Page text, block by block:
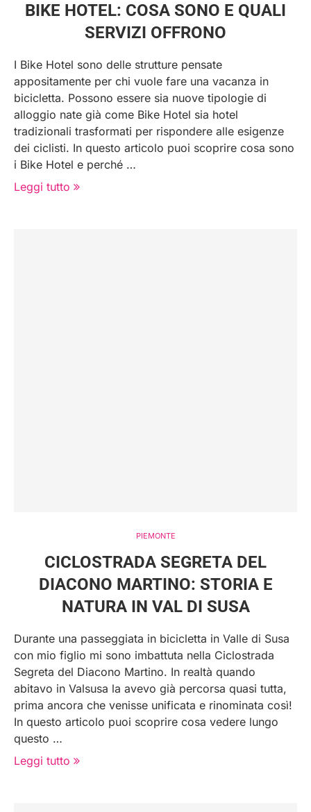
BIKE HOTEL: COSA SONO E QUALI
SERVIZI OFFRONO
I Bike Hotel sono delle strutture pensate
appositamente per chi vuole fare una vacanza in
bicicletta. Possono essere sia nuove tipologie di
alloggio nate già come Bike Hotel sia hotel
tradizionali trasformati per rispondere alle esigenze
dei ciclisti. In questo articolo puoi scoprire cosa sono
i Bike Hotel e perché …
Leggi tutto
PIEMONTE
CICLOSTRADA SEGRETA DEL
DIACONO MARTINO: STORIA E
NATURA IN VAL DI SUSA
Durante una passeggiata in bicicletta in Valle di Susa
con mio figlio mi sono imbattuta nella Ciclostrada
Segreta del Diacono Martino. In realtà quando
abitavo in Valsusa la avevo già percorsa quasi tutta,
prima ancora che venisse unificata e rinominata così!
In questo articolo puoi scoprire cosa vedere lungo
questo …
Leggi tutto